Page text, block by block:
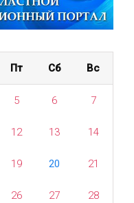
Пт Сб Вс
5 6 7
12 13 14
19 20 21
26 27 28